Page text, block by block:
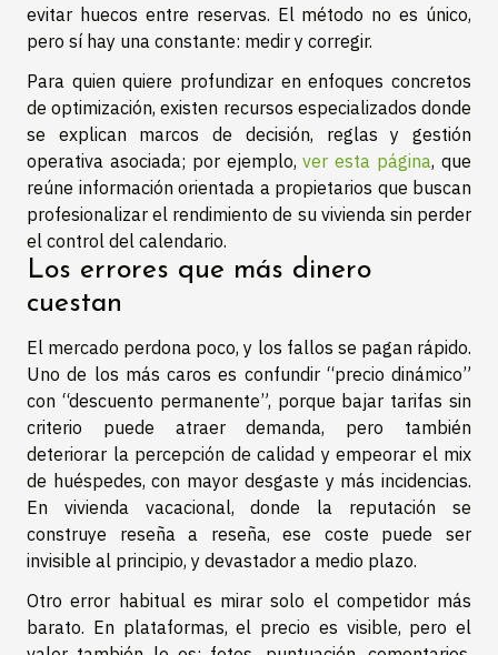
evitar huecos entre reservas. El método no es único,
pero sí hay una constante: medir y corregir.
Para quien quiere profundizar en enfoques concretos
de optimización, existen recursos especializados donde
se explican marcos de decisión, reglas y gestión
operativa asociada; por ejemplo,ver esta página, que
reúne información orientada a propietarios que buscan
profesionalizar el rendimiento de su vivienda sin perder
el control del calendario.
Los errores que más dinero
cuestan
El mercado perdona poco, y los fallos se pagan rápido.
Uno de los más caros es confundir “precio dinámico”
con “descuento permanente”, porque bajar tarifas sin
criterio puede atraer demanda, pero también
deteriorar la percepción de calidad y empeorar el mix
de huéspedes, con mayor desgaste y más incidencias.
En vivienda vacacional, donde la reputación se
construye reseña a reseña, ese coste puede ser
invisible al principio, y devastador a medio plazo.
Otro error habitual es mirar solo el competidor más
barato. En plataformas, el precio es visible, pero el